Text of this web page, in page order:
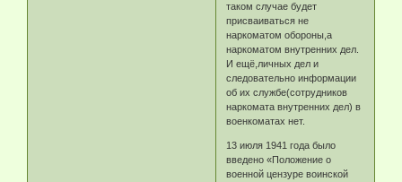
таком случае будет
присваиваться не
наркоматом обороны,а
наркоматом внутренних дел.
И ещё,личных дел и
следовательно информации
об их службе(сотрудников
наркомата внутренних дел) в
военкоматах нет.
13 июля 1941 года было
введено «Положение о
военной цензуре воинской